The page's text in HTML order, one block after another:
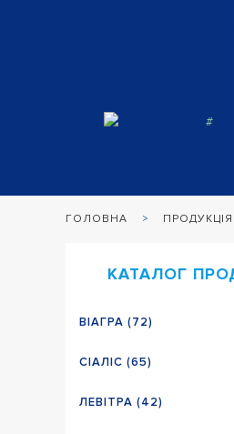
ГОЛОВНА ПРОДУКЦІЯ
КАТАЛОГ
ВІАГРА (72)
СІАЛІС (65)
ЛЕВІТРА (42)